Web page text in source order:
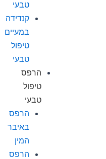
טבעי
קנדידה
במעיים
טיפול
טבעי
הרפס
טיפול
טבעי
הרפס
באיבר
המין
הרפס